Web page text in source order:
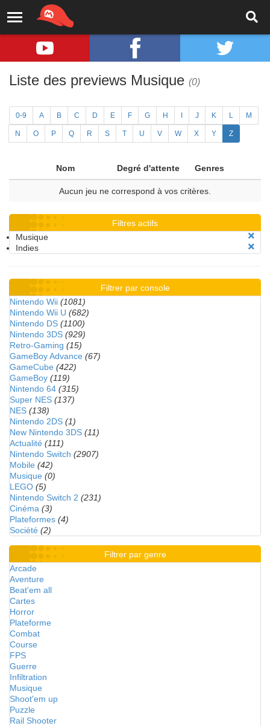
Liste des previews Musique (0)
0-9 A B C D E F G H J K L M
N O P Q R S T U V W X Y Z
Nom Degré d'attente Genres
Aucun jeu ne correspond à vos critères.
Filtres actifs
Musique
Indies
Filtrer par console
Nintendo Wii (1081)
Nintendo Wii U (682)
Nintendo DS (1100)
Nintendo 3DS (929)
Retro-Gaming (15)
GameBoy Advance (67)
GameCube (422)
GameBoy (119)
Nintendo 64 (315)
Super NES (137)
NES (138)
Nintendo 2DS (1)
New Nintendo 3DS (11)
Actualité (111)
Nintendo Switch (2907)
Mobile (42)
Musique (0)
LEGO (5)
Nintendo Switch 2 (231)
Cinéma (3)
Plateformes (4)
Société (2)
Filtrer par genre
Arcade
Aventure
Beat'em all
Cartes
Horror
Plateforme
Combat
Course
FPS
Guerre
Infiltration
Musique
Shoot'em up
Puzzle
Rail Shooter